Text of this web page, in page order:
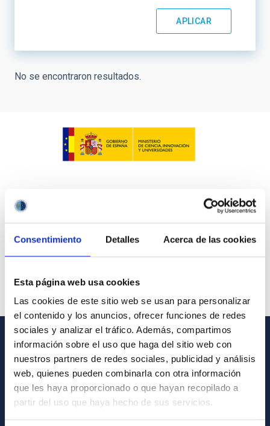
Consentimiento Detalles Acerca de las cookies
Esta página web usa cookies
Las cookies de este sitio web se usan para personalizar
el contenido y los anuncios, ofrecer funciones de redes
sociales y analizar el tráfico. Además, compartimos
información sobre el uso que haga del sitio web con
nuestros partners de redes sociales, publicidad y análisis
web, quienes pueden combinarla con otra información
que les haya proporcionado o que hayan recopilado a
partir del uso que haya hecho de sus servicios.
No se encontraron resultados.
Contacto
Cómo llegar al IAC
Directorio de personal